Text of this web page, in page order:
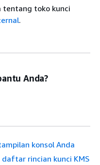
tentang toko kunci
.
Anda?
konsol Anda
daftar rincian kunci KMS